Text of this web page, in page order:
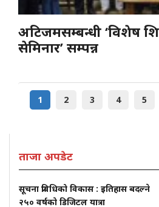
अटिजमसम्बन्धी ‘विशेष
सेमिनार’ सम्पन्न
1 2 3 4 5
ताजा अपडेट
सूचना प्रविधिको विकास : इतिहास बदल्ने
२५० वर्षको डिजिटल यात्रा